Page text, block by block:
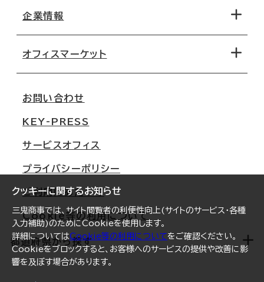
クッキーに関するお知らせ
三鬼商事では、サイト閲覧者の利便性向上(サイトのサービス・各種
入力補助)のためにCookieを使用します。
詳細についてはCookie等の利用についてをご確認ください。
Cookieをブロックすると、お客様へのサービスの提供や改善に影
響を及ぼす場合があります。
地図から探す
路線・駅から探す
移転コストシミュレーション
移転スケジュール
オフィス移転Q&A
企業情報
オフィスマーケット
大阪
名古屋
札幌
仙台
横浜
福岡
オフィスリポート
お問い合わせ
KEY-PRESS
サービスオフィス
プライバシーポリシー
ご利用にあたって
Cookie等の利用について
都道府県から探す